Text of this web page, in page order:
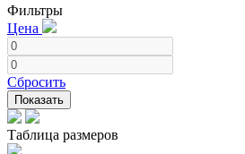
Фильтры
Цена
Сбросить
Показать
Таблица размеров